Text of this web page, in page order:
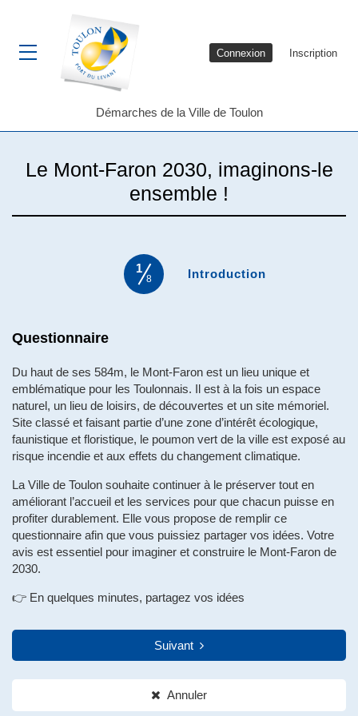
Connexion Inscription
Démarches de la Ville de Toulon
Ouvrir le menu
Le Mont-Faron 2030, imaginons-le
ensemble !
1
8 Introduction(étape
Questionnaire
Du haut de ses 584m, le Mont-Faron est un lieu unique et
emblématique pour les Toulonnais. Il est à la fois un espace
naturel, un lieu de loisirs, de découvertes et un site mémoriel.
Site classé et faisant partie d’une zone d’intérêt écologique,
faunistique et floristique, le poumon vert de la ville est exposé au
risque incendie et aux effets du changement climatique.
La Ville de Toulon souhaite continuer à le préserver tout en
améliorant l’accueil et les services pour que chacun puisse en
profiter durablement. Elle vous propose de remplir ce
questionnaire afin que vous puissiez partager vos idées. Votre
avis est essentiel pour imaginer et construire le Mont-Faron de
2030.
👉 En quelques minutes, partagez vos idées
Suivant
Annuler